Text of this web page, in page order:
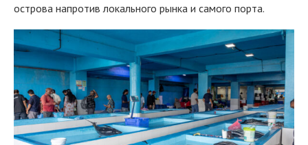
острова напротив локального рынка и самого порта.